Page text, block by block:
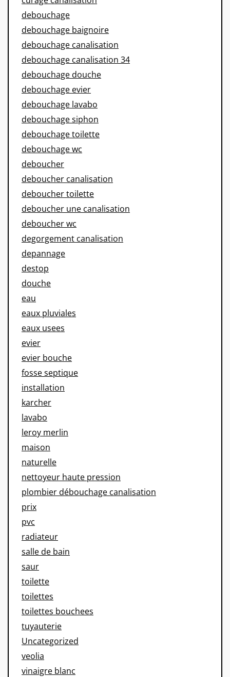
debouchage
debouchage baignoire
debouchage canalisation
debouchage canalisation 34
debouchage douche
debouchage evier
debouchage lavabo
debouchage siphon
debouchage toilette
debouchage wc
deboucher
deboucher canalisation
deboucher toilette
deboucher une canalisation
deboucher wc
degorgement canalisation
depannage
destop
douche
eau
eaux pluviales
eaux usees
evier
evier bouche
fosse septique
installation
karcher
lavabo
leroy merlin
maison
naturelle
nettoyeur haute pression
plombier débouchage canalisation
prix
pvc
radiateur
salle de bain
saur
toilette
toilettes
toilettes bouchees
tuyauterie
Uncategorized
veolia
vinaigre blanc